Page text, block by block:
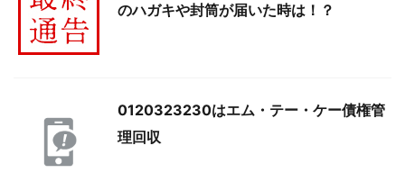
のハガキや封筒が届いた時は！？
0120323230はエム・テー・ケー債権管
理回収